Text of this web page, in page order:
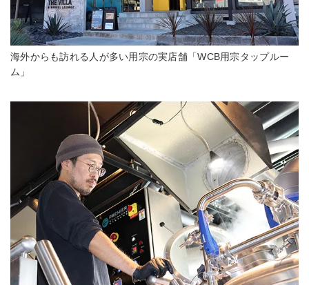
海外からも訪れる人が多い用宗の実店舗「WCB用宗タップルー
ム」